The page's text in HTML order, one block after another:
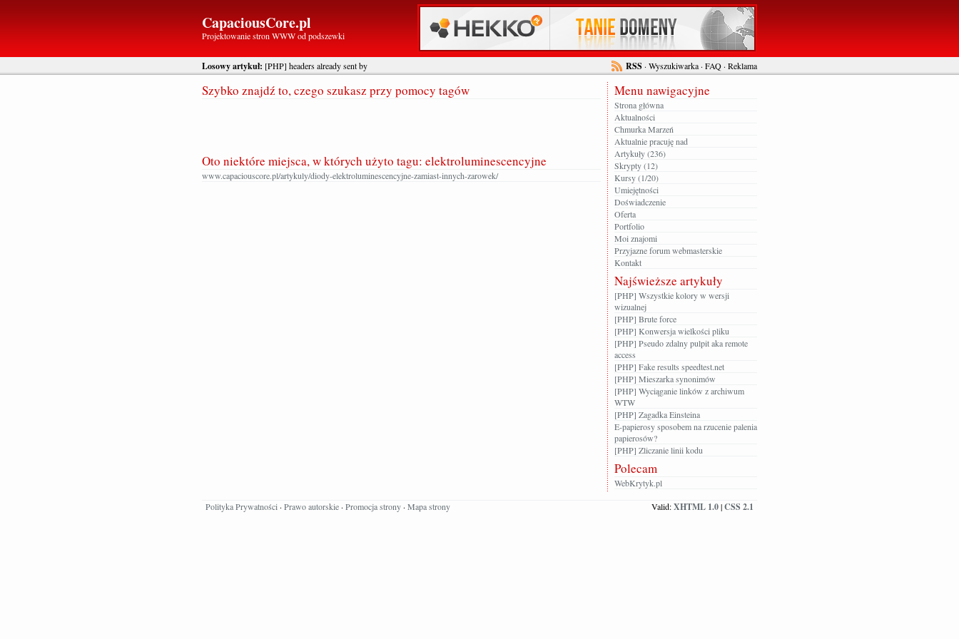
CapaciousCore.pl
Projektowanie stron WWW od podszewki
Losowy artykuł: [PHP] headers already sent by RSS · Wyszukiwarka · FAQ · Reklama
Szybko znajdź to, czego szukasz przy pomocy tagów
Oto niektóre miejsca, w których użyto tagu: elektroluminescencyjne
www.capaciouscore.pl/artykuly/diody-elektroluminescencyjne-zamiast-innych-zarowek/
Menu nawigacyjne
Strona główna
Aktualności
Chmurka Marzeń
Aktualnie pracuję nad
Artykuły (236)
Skrypty (12)
Kursy (1/20)
Umiejętności
Doświadczenie
Oferta
Portfolio
Moi znajomi
Przyjazne forum webmasterskie
Kontakt
Najświeższe artykuły
[PHP] Wszystkie kolory w wersji
wizualnej
[PHP] Brute force
[PHP] Konwersja wielkości pliku
[PHP] Pseudo zdalny pulpit aka remote
access
[PHP] Fake results speedtest.net
[PHP] Mieszarka synonimów
[PHP] Wyciąganie linków z archiwum
WTW
[PHP] Zagadka Einsteina
E-papierosy sposobem na rzucenie palenia
papierosów?
[PHP] Zliczanie linii kodu
Polecam
WebKrytyk.pl
Polityka Prywatności · Prawo autorskie · Promocja strony · Mapa strony Valid:XHTML 1.0|CSS 2.1